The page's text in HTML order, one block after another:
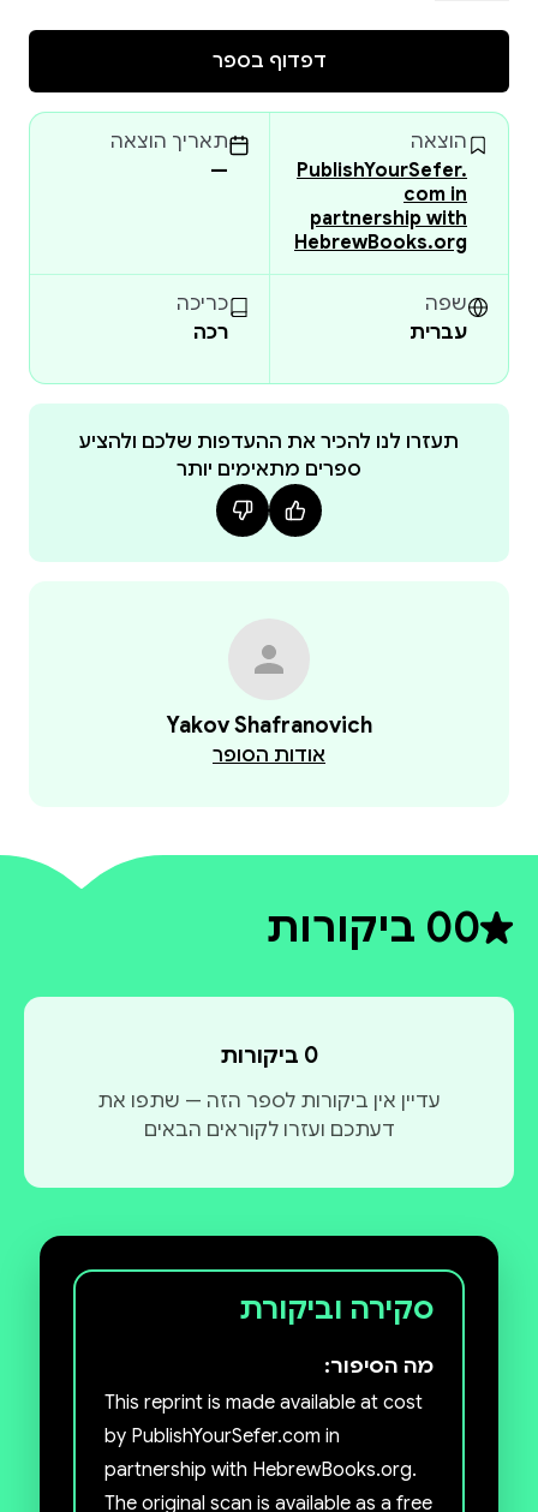
דפדוף בספר
הוצאה
PublishYourSefer.
com in
partnership with
HebrewBooks.org
תאריך הוצאה
—
שפה
עברית
כריכה
רכה
תעזרו לנו להכיר את ההעדפות שלכם ולהציע
ספרים מתאימים יותר
Yakov Shafranovich
אודות הסופר
0דירוג ממוצע 0 מתוך 5
0 ביקורות
0 ביקורות
עדיין אין ביקורות לספר הזה — שתפו את
דעתכם ועזרו לקוראים הבאים
סקירה וביקורת
מה הסיפור:
This reprint is made available at cost
by PublishYourSefer.com in
partnership with HebrewBooks.org.
The original scan is available as a free